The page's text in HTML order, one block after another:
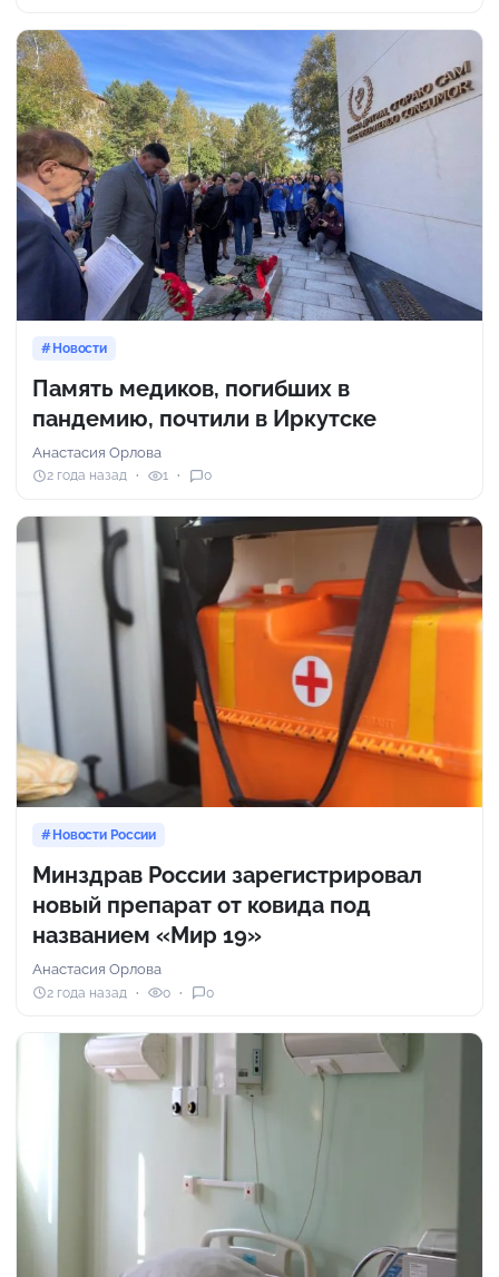
Новости
Память медиков, погибших в
пандемию, почтили в Иркутске
Анастасия Орлова
2 года назад 1 0
Новости России
Минздрав России зарегистрировал
новый препарат от ковида под
названием «Мир 19»
Анастасия Орлова
2 года назад 0 0